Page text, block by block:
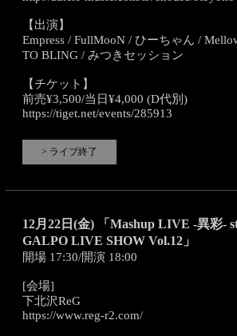
【出演】
Empress / FullMooN / ひーちゃん /
TO BLING / みつきセッション
【チケット】
前売¥3,500/当日¥4,000 (D代別)
https://tiget.net/events/285913
> ライブ終了
12月22日(金) 「Mashup LIVE -異彩-
GALPO LIVE SHOW Vol.12」
開場 17:30/開演 18:00
[会場]
下北沢ReG
https://www.reg-r2.com/